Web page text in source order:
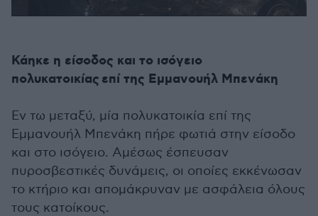
Κάηκε η είσοδος και το ισόγειο
πολυκατοικίας επί της Εμμανουήλ Μπενάκη
Εν τω μεταξύ, μία πολυκατοικία επί της
Εμμανουήλ Μπενάκη πήρε φωτιά στην είσοδο
και στο ισόγειο. Αμέσως έσπευσαν
πυροσβεστικές δυνάμεις, οι οποίες εκκένωσαν
το κτήριο και απομάκρυναν με ασφάλεια όλους
τους κατοίκους.